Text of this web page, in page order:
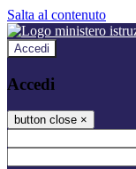
Salta al contenuto
Accedi
Accedi
button close ×